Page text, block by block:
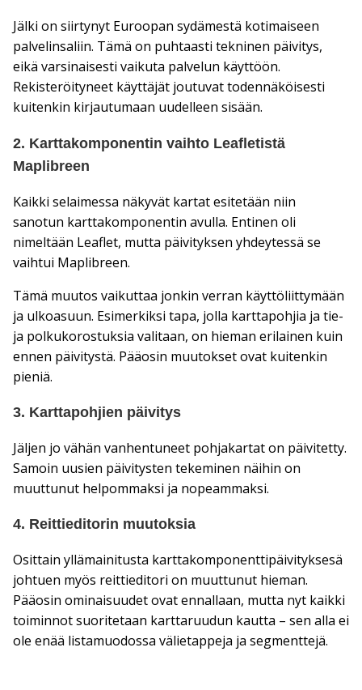
Jälki on siirtynyt Euroopan sydämestä kotimaiseen
palvelinsaliin. Tämä on puhtaasti tekninen päivitys,
eikä varsinaisesti vaikuta palvelun käyttöön.
Rekisteröityneet käyttäjät joutuvat todennäköisesti
kuitenkin kirjautumaan uudelleen sisään.
2. Karttakomponentin vaihto Leafletistä
Maplibreen
Kaikki selaimessa näkyvät kartat esitetään niin
sanotun karttakomponentin avulla. Entinen oli
nimeltään Leaflet, mutta päivityksen yhdeytessä se
vaihtui Maplibreen.
Tämä muutos vaikuttaa jonkin verran käyttöliittymään
ja ulkoasuun. Esimerkiksi tapa, jolla karttapohjia ja tie-
ja polkukorostuksia valitaan, on hieman erilainen kuin
ennen päivitystä. Pääosin muutokset ovat kuitenkin
pieniä.
3. Karttapohjien päivitys
Jäljen jo vähän vanhentuneet pohjakartat on päivitetty.
Samoin uusien päivitysten tekeminen näihin on
muuttunut helpommaksi ja nopeammaksi.
4. Reittieditorin muutoksia
Osittain yllämainitusta karttakomponenttipäivityksesä
johtuen myös reittieditori on muuttunut hieman.
Pääosin ominaisuudet ovat ennallaan, mutta nyt kaikki
toiminnot suoritetaan karttaruudun kautta – sen alla ei
ole enää listamuodossa välietappeja ja segmenttejä.